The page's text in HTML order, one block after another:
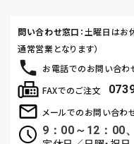
お電話でのお問い合わ
メールでのお問い合わ
9：00～12：00
FAXでのご注文
問い合わせ窓口 ：土曜日はお
通常営業となります）